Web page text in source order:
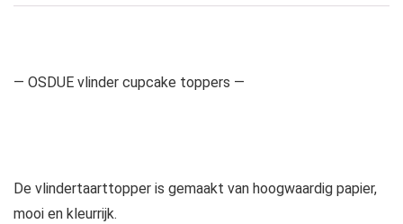
— OSDUE vlinder cupcake toppers —
De vlindertaarttopper is gemaakt van hoogwaardig papier,
mooi en kleurrijk.